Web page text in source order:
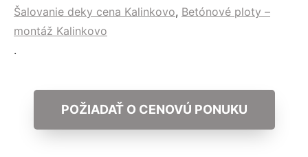
Šalovanie deky cena Kalinkovo, Betónové ploty –
montáž Kalinkovo
.
POŽIADAŤ O CENOVÚ PONUKU